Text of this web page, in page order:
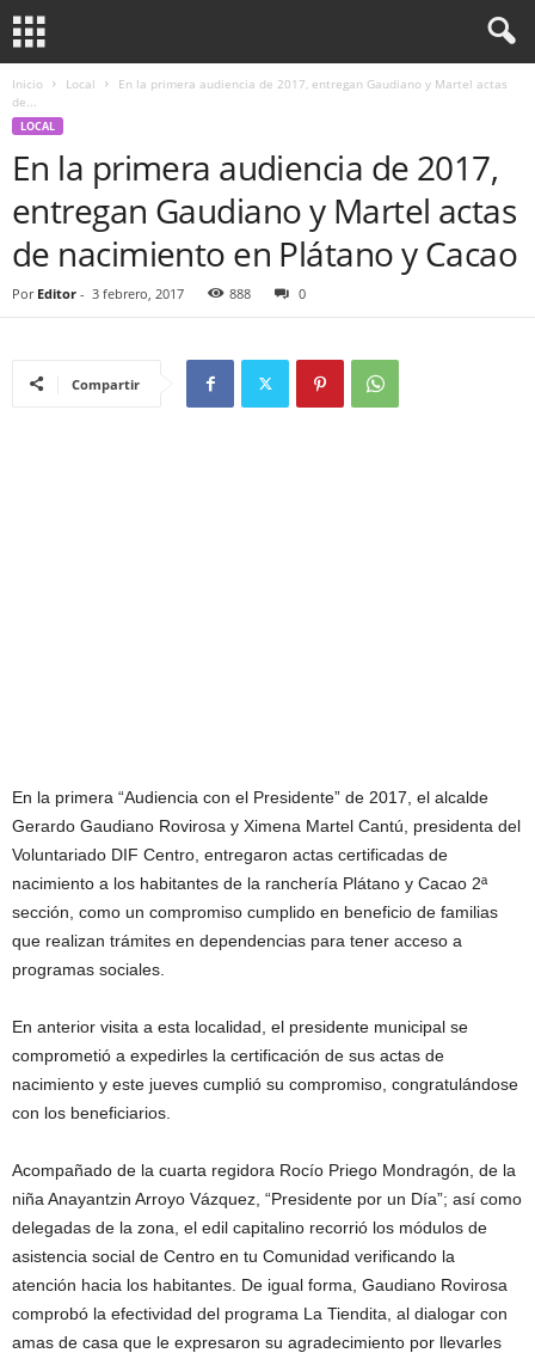
Inicio Local
En la primera audiencia de 2017, entregan Gaudiano y Martel actas
de...
LOCAL
En la primera audiencia de 2017,
entregan Gaudiano y Martel actas
de nacimiento en Plátano y Cacao
Por Editor - 3 febrero, 2017 888 0
Compartir
En la primera “Audiencia con el Presidente” de 2017, el alcalde
Gerardo Gaudiano Rovirosa y Ximena Martel Cantú, presidenta del
Voluntariado DIF Centro, entregaron actas certificadas de
nacimiento a los habitantes de la ranchería Plátano y Cacao 2ª
sección, como un compromiso cumplido en beneficio de familias
que realizan trámites en dependencias para tener acceso a
programas sociales.
En anterior visita a esta localidad, el presidente municipal se
comprometió a expedirles la certificación de sus actas de
nacimiento y este jueves cumplió su compromiso, congratulándose
con los beneficiarios.
Acompañado de la cuarta regidora Rocío Priego Mondragón, de la
niña Anayantzin Arroyo Vázquez, “Presidente por un Día”; así como
delegadas de la zona, el edil capitalino recorrió los módulos de
asistencia social de Centro en tu Comunidad verificando la
atención hacia los habitantes. De igual forma, Gaudiano Rovirosa
comprobó la efectividad del programa La Tiendita, al dialogar con
amas de casa que le expresaron su agradecimiento por llevarles